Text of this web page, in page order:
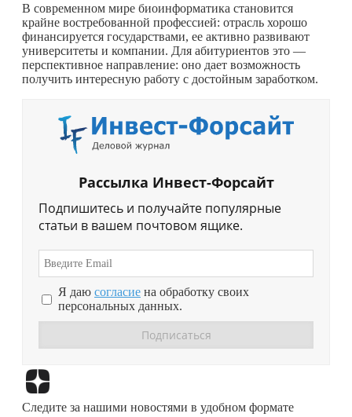
В современном мире биоинформатика становится
крайне востребованной профессией: отрасль хорошо
финансируется государствами, ее активно развивают
университеты и компании. Для абитуриентов это —
перспективное направление: оно дает возможность
получить интересную работу с достойным заработком.
Рассылка Инвест-Форсайт
Подпишитесь и получайте популярные
статьи в вашем почтовом ящике.
Я даю согласие на обработку своих
персональных данных.
Следите за нашими новостями в удобном формате